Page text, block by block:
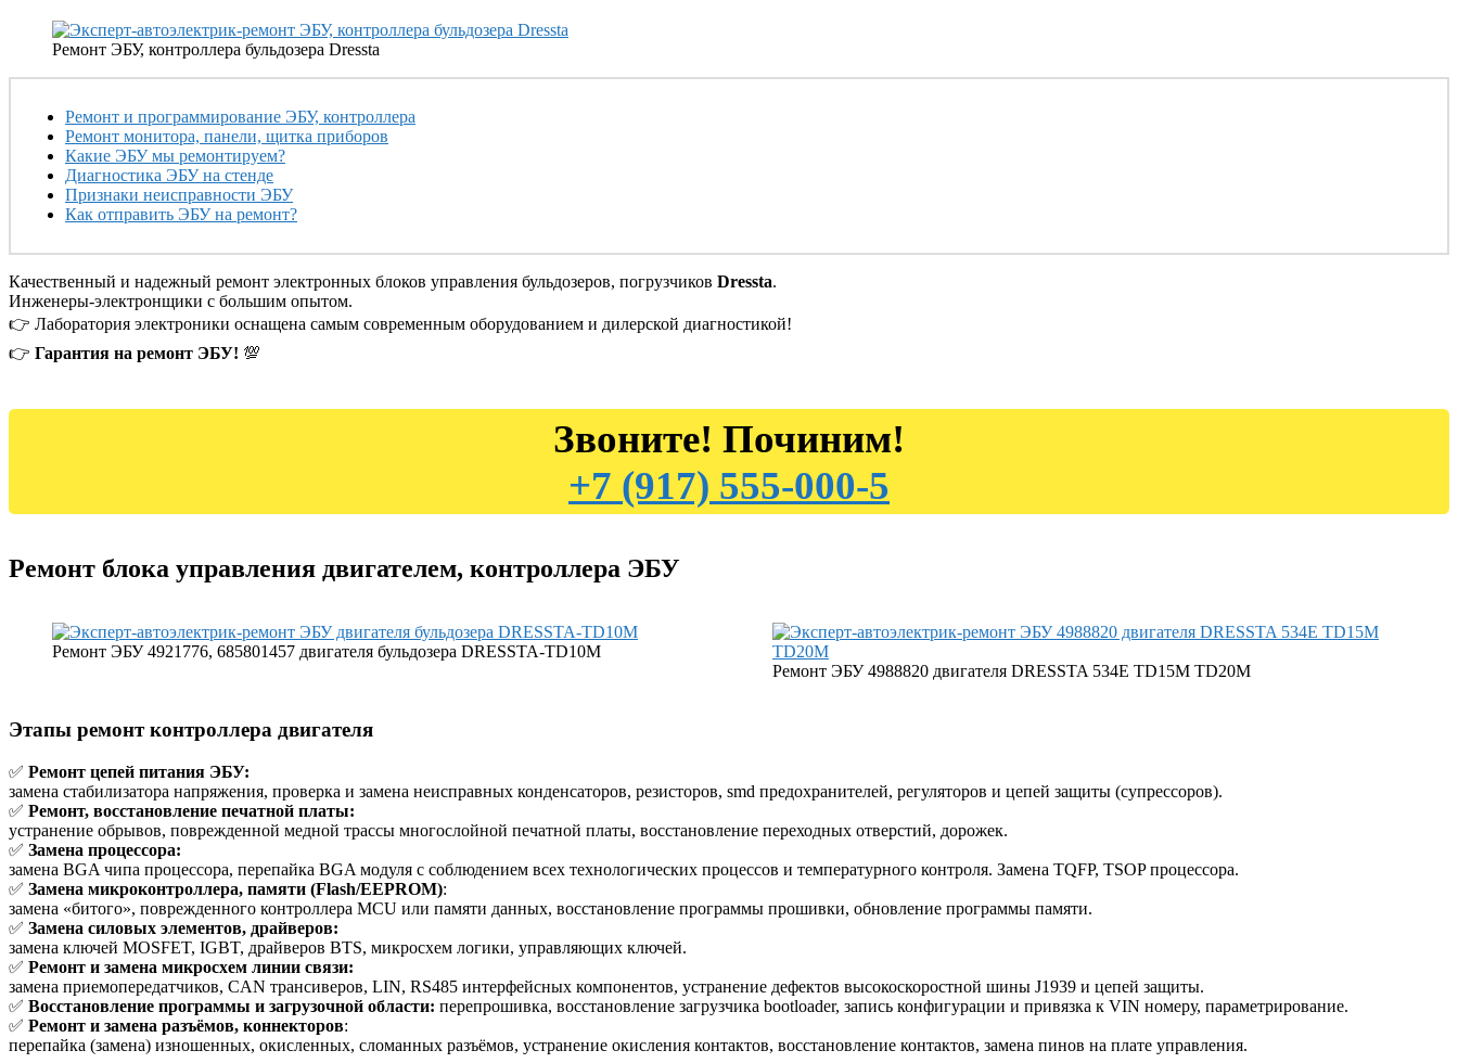
Ремонт ЭБУ, контроллера бульдозера Dressta
Ремонт и программирование ЭБУ, контроллера
Ремонт монитора, панели, щитка приборов
Какие ЭБУ мы ремонтируем?
Диагностика ЭБУ на стенде
Признаки неисправности ЭБУ
Как отправить ЭБУ на ремонт?
Качественный и надежный ремонт электронных блоков управления бульдозеров, погрузчиков Dressta.
Инженеры-электронщики с большим опытом.
👉 Лаборатория электроники оснащена самым современным оборудованием и дилерской диагностикой!
👉 Гарантия на ремонт ЭБУ! 💯
Звоните! Починим!
+7 (917) 555-000-5
Ремонт блока управления двигателем, контроллера ЭБУ
Ремонт ЭБУ 4921776, 685801457 двигателя бульдозера DRESSTA-TD10M
Ремонт ЭБУ 4988820 двигателя DRESSTA 534E TD15M TD20M
Этапы ремонт контроллера двигателя
✅ Ремонт цепей питания ЭБУ:
замена стабилизатора напряжения, проверка и замена неисправных конденсаторов, резисторов, smd предохранителей, регуляторов и цепей защиты (супрессоров).
✅ Ремонт, восстановление печатной платы:
устранение обрывов, поврежденной медной трассы многослойной печатной платы, восстановление переходных отверстий, дорожек.
✅ Замена процессора:
замена BGA чипа процессора, перепайка BGA модуля с соблюдением всех технологических процессов и температурного контроля. Замена TQFP, TSOP процессора.
✅ Замена микроконтроллера, памяти (Flash/EEPROM):
замена «битого», поврежденного контроллера MCU или памяти данных, восстановление программы прошивки, обновление программы памяти.
✅ Замена силовых элементов, драйверов:
замена ключей MOSFET, IGBT, драйверов BTS, микросхем логики, управляющих ключей.
✅ Ремонт и замена микросхем линии связи:
замена приемопередатчиков, CAN трансиверов, LIN, RS485 интерфейсных компонентов, устранение дефектов высокоскоростной шины J1939 и цепей защиты.
✅ Восстановление программы и загрузочной области: перепрошивка, восстановление загрузчика bootloader, запись конфигурации и привязка к VIN номеру, параметрирование.
✅ Ремонт и замена разъёмов, коннекторов:
перепайка (замена) изношенных, окисленных, сломанных разъёмов, устранение окисления контактов, восстановление контактов, замена пинов на плате управления.